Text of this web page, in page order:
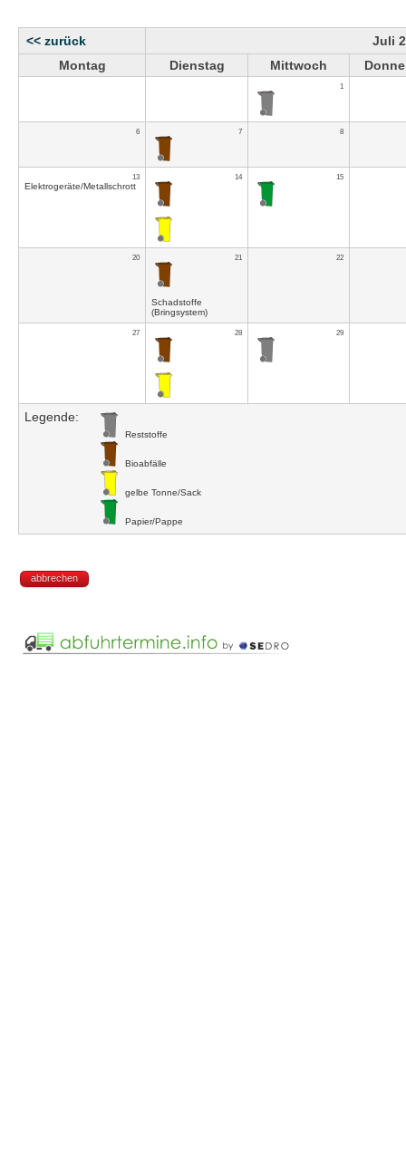
<< zurück
Juli
Montag
Dienstag Mittwoch
1
6 7 8
13
Elektrogeräte/Metallschrott
14 15
20 21
Schadstoffe
(Bringsystem)
22
27 28 29
Legende:
Reststoffe
Bioabfälle
gelbe Tonne/Sack
Papier/Pappe
abbrechen